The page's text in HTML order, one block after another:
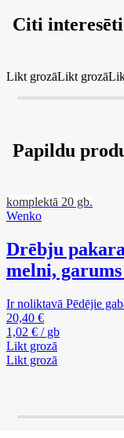
Citi
Likt grozāLikt grozā
Papildu
komplektā 20 gb.
Wenko
Drēbju
melni, garums
Ir noliktavā Pēdējie
20,40 €
1,02 € / gb
Likt grozā
Likt grozā